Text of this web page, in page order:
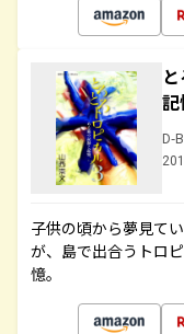
D-
子供の頃から夢見て
が、島で出合うトロ
憶。